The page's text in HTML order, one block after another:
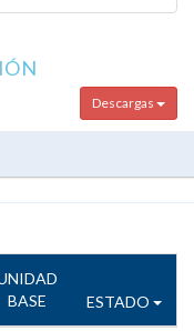
Descargas
BASE
ESTADO